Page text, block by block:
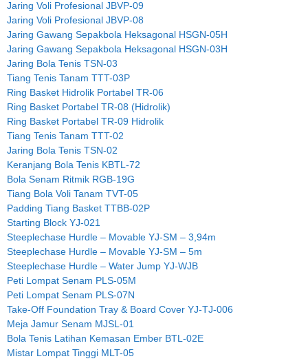
Jaring Voli Profesional JBVP-09
Jaring Voli Profesional JBVP-08
Jaring Gawang Sepakbola Heksagonal HSGN-05H
Jaring Gawang Sepakbola Heksagonal HSGN-03H
Jaring Bola Tenis TSN-03
Tiang Tenis Tanam TTT-03P
Ring Basket Hidrolik Portabel TR-06
Ring Basket Portabel TR-08 (Hidrolik)
Ring Basket Portabel TR-09 Hidrolik
Tiang Tenis Tanam TTT-02
Jaring Bola Tenis TSN-02
Keranjang Bola Tenis KBTL-72
Bola Senam Ritmik RGB-19G
Tiang Bola Voli Tanam TVT-05
Padding Tiang Basket TTBB-02P
Starting Block YJ-021
Steeplechase Hurdle – Movable YJ-SM – 3,94m
Steeplechase Hurdle – Movable YJ-SM – 5m
Steeplechase Hurdle – Water Jump YJ-WJB
Peti Lompat Senam PLS-05M
Peti Lompat Senam PLS-07N
Take-Off Foundation Tray & Board Cover YJ-TJ-006
Meja Jamur Senam MJSL-01
Bola Tenis Latihan Kemasan Ember BTL-02E
Mistar Lompat Tinggi MLT-05